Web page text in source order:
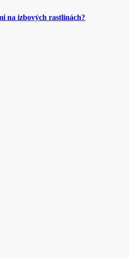
na izbových rastlinách?